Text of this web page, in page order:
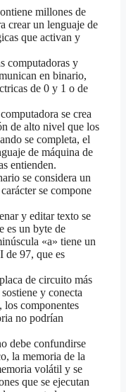
millones de
crear un lenguaje de
que activan y
computadoras y
en binario,
de 0 y 1 o de
se crea
de alto nivel que los
se completa, el
de máquina de
entienden.
se considera un
se compone
y editar texto se
es un byte de
«a» tiene un
de 97, que es
de circuito más
y conecta
los componentes
no podrían
debe confundirse
la memoria de la
volátil y se
que se ejecutan